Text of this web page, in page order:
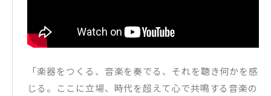
「楽器をつくる、音楽を奏でる、それを聴き何かを感
じる。ここに立場、時代を超えて心で共鳴する音楽の